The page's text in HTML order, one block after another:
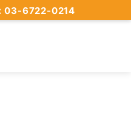
03-6722-0214